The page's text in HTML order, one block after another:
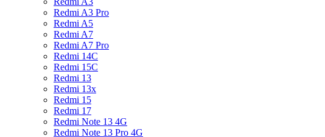
Redmi A3 Pro
Redmi A5
Redmi A7
Redmi A7 Pro
Redmi 14C
Redmi 15C
Redmi 13
Redmi 13x
Redmi 15
Redmi 17
Redmi Note 13 4G
Redmi Note 13 Pro 4G